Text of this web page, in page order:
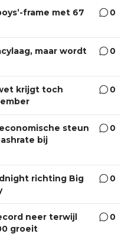
frame met 67
0
maar wordt
0
krijgt toch
0
steun
bij
0
richting Big
0
neer terwijl
groeit
0